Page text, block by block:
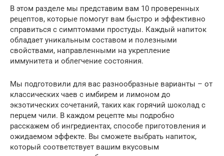
В этом разделе мы представим вам 10 проверенных
рецептов, которые помогут вам быстро и эффективно
справиться с симптомами простуды. Каждый напиток
обладает уникальным составом и полезными
свойствами, направленными на укрепление
иммунитета и облегчение состояния.
Мы подготовили для вас разнообразные варианты – от
классических чаев с имбирем и лимоном до
экзотических сочетаний, таких как горячий шоколад с
перцем чили. В каждом рецепте мы подробно
расскажем об ингредиентах, способе приготовления и
ожидаемом эффекте. Вы сможете выбрать напиток,
который соответствует вашим вкусовым